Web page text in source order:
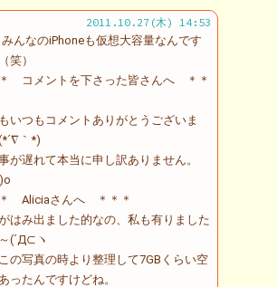
2011.10.27(木) 14:53
みんなのiPhoneも仮想大容量なんです
笑）
＊ コメントを下さった皆さんへ ＊＊
いつもコメントありがとうございま
｀*)
が遅れて本当に申し訳ありません。
＊ Aliciaさんへ ＊＊＊
はみ出ました的なの、私も有りました
(´Д⊂ヽ
の写真の時より整理して7GBくらい空
ったんですけどね。